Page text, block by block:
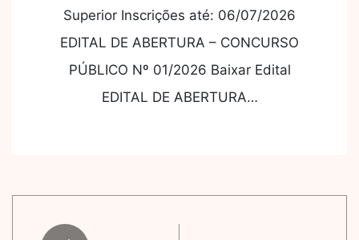
Superior Inscrições até: 06/07/2026
EDITAL DE ABERTURA – CONCURSO
PÚBLICO Nº 01/2026 Baixar Edital
EDITAL DE ABERTURA…